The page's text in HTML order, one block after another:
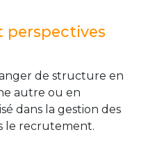
perspectives
de structure en
autre ou en
dans la gestion des
le recrutement.